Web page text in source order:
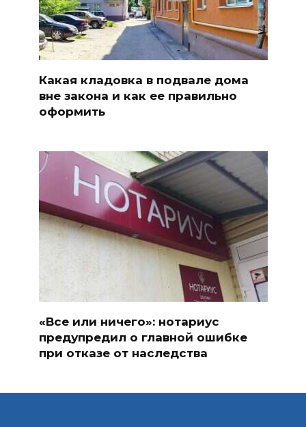
Какая кладовка в подвале дома
вне закона и как ее правильно
оформить
«Все или ничего»: нотариус
предупредил о главной ошибке
при отказе от наследства